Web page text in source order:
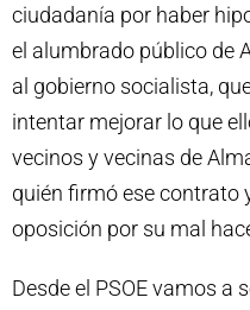
ciudadanía por haber
el alumbrado público de
al gobierno socialista,
intentar mejorar lo que
vecinos y vecinas de
quién firmó ese contrato
oposición por su mal
Desde el PSOE vamos a